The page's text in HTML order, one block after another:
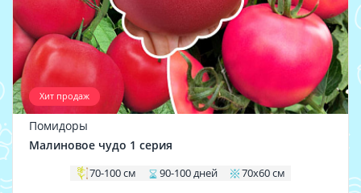
Хит продаж
Помидоры
Малиновое чудо 1 серия
70-100 см 90-100 дней 70х60 см